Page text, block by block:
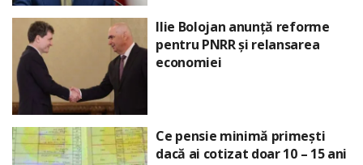
Ilie Bolojan anunță reforme
pentru PNRR și relansarea
economiei
Ce pensie minimă primești
dacă ai cotizat doar 10 – 15 ani